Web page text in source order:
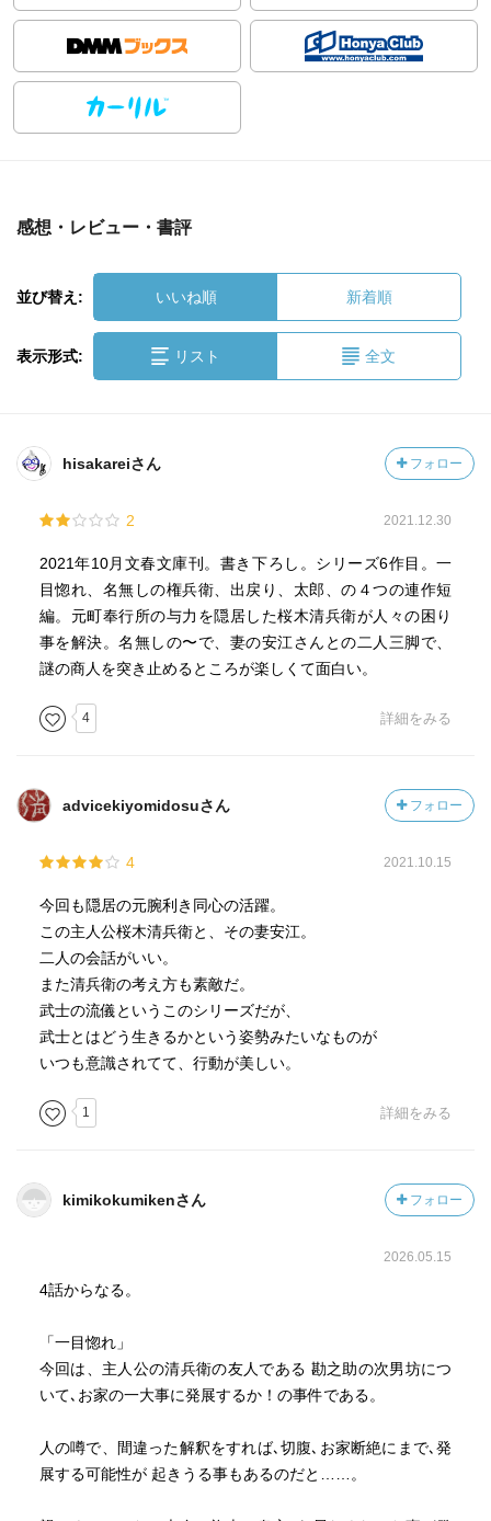
感想・レビュー・書評
並び替え: いいね順 新着順
表示形式: リスト 全文
hisakareiさん フォロー
2 2021.12.30
2021年10月文春文庫刊。書き下ろし。シリーズ6作目。一
目惚れ、名無しの権兵衛、出戻り、太郎、の４つの連作短
編。元町奉行所の与力を隠居した桜木清兵衛が人々の困り
事を解決。名無しの〜で、妻の安江さんとの二人三脚で、
謎の商人を突き止めるところが楽しくて面白い。
4 詳細をみる
advicekiyomidosuさん フォロー
4 2021.10.15
今回も隠居の元腕利き同心の活躍。
この主人公桜木清兵衛と、その妻安江。
二人の会話がいい。
また清兵衛の考え方も素敵だ。
武士の流儀というこのシリーズだが、
武士とはどう生きるかという姿勢みたいなものが
いつも意識されてて、行動が美しい。
1 詳細をみる
kimikokumikenさん フォロー
2026.05.15
4話からなる。
「一目惚れ」
今回は、主人公の清兵衛の友人である 勘之助の次男坊につ
いて､お家の一大事に発展するか！の事件である。
人の噂で、間違った解釈をすれば､切腹､お家断絶にまで､発
展する可能性が 起きうる事もあるのだと……。